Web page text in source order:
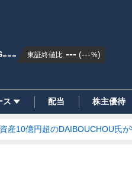
--- 東証終値比 --- (---%)
ス 配当 株主優待
産10億円超のDAIBOUCHOU氏が